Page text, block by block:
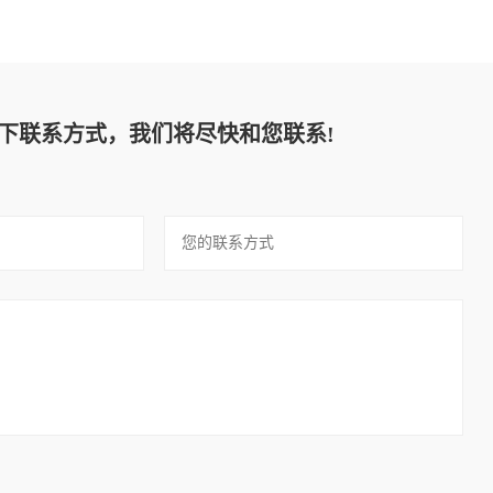
联系方式，我们将尽快和您联系!